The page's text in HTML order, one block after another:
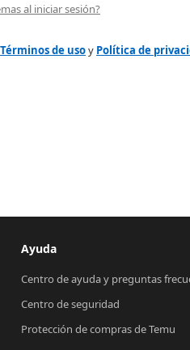
al iniciar sesión?
Términos de usoy Política de
Ayuda
Centro de ayuda y preguntas
Centro de seguridad
Protección de compras de Temu